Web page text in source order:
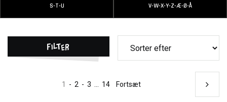
S-T-U V-W-X-Y-Z-Æ-Ø-Å
Filter
1 - 2 - 3 14 Fortsæt